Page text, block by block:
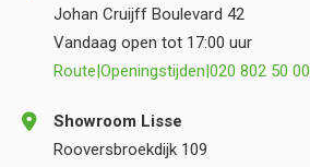
Johan Cruijff Boulevard 42
Vandaag open tot 17:00 uur
Route|Openingstijden|020 802 50 00
Showroom Lisse
Rooversbroekdijk 109